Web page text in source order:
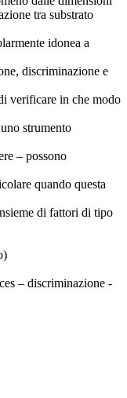
tra substrato
idonea a
discriminazione e
verificare in che modo
strumento
– possono
quando questa
di fattori di tipo
– discriminazione -